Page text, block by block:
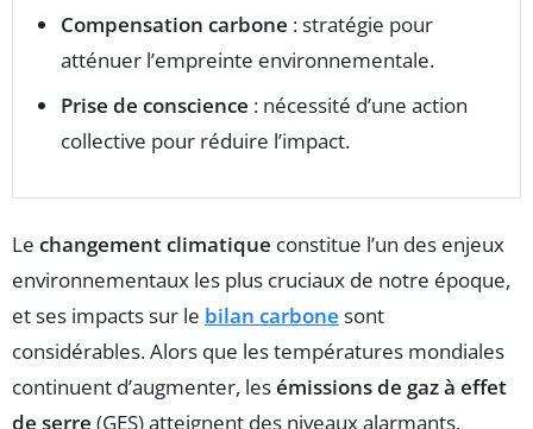
Compensation carbone : stratégie pour
atténuer l’empreinte environnementale.
Prise de conscience : nécessité d’une action
collective pour réduire l’impact.
Le changement climatique constitue l’un des enjeux
environnementaux les plus cruciaux de notre époque,
et ses impacts sur le bilan carbone sont
considérables. Alors que les températures mondiales
continuent d’augmenter, lesémissions de gaz à effet
de serre (GES) atteignent des niveaux alarmants,